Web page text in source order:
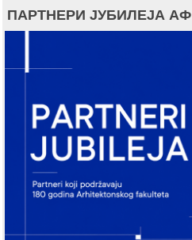
ПАРТНЕРИ ЈУБИЛЕЈА АФ